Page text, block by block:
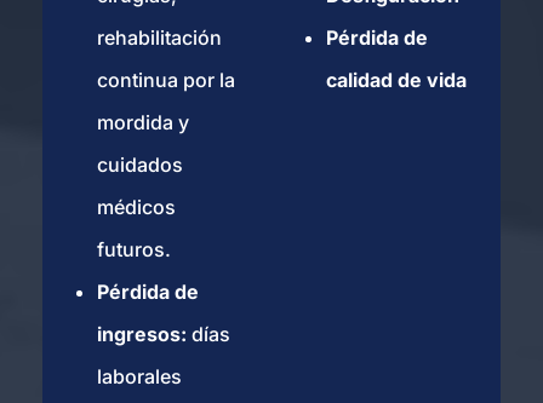
rehabilitación
continua por la
mordida y
cuidados
médicos
futuros.
Pérdida de
ingresos: días
laborales
Pérdida de
calidad de vida
Chino
4110 Edison Ave Ste
210, Unit 104, Chino,
Agende una cita
909-
Disponibles
Abogados de